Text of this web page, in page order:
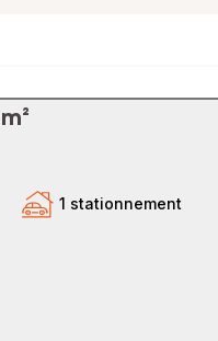
1 stationnement